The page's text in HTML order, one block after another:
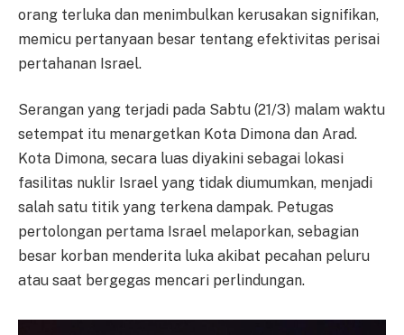
orang terluka dan menimbulkan kerusakan signifikan,
memicu pertanyaan besar tentang efektivitas perisai
pertahanan Israel.
Serangan yang terjadi pada Sabtu (21/3) malam waktu
setempat itu menargetkan Kota Dimona dan Arad.
Kota Dimona, secara luas diyakini sebagai lokasi
fasilitas nuklir Israel yang tidak diumumkan, menjadi
salah satu titik yang terkena dampak. Petugas
pertolongan pertama Israel melaporkan, sebagian
besar korban menderita luka akibat pecahan peluru
atau saat bergegas mencari perlindungan.